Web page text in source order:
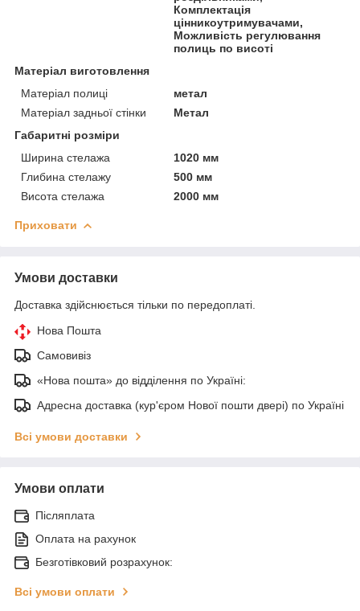
Комплектація
цінникоутримувачами,
Можливість регулювання
полиць по висоті
Матеріал виготовлення
Матеріал полиці
метал
Матеріал задньої стінки
Метал
Габаритні розміри
Ширина стелажа
1020 мм
Глибина стелажу
500 мм
Висота стелажа
2000 мм
Приховати
Умови доставки
Доставка здійснюється тільки по передоплаті.
Нова Пошта
Самовивіз
«Нова пошта» до відділення по Україні:
Адресна доставка (кур'єром Нової пошти двері) по Україні
Всі умови доставки
Умови оплати
Післяплата
Оплата на рахунок
Безготівковий розрахунок:
Всі умови оплати